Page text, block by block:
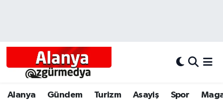
Alanya Gündem Turizm Asayiş Spor
Alanyum
Alanya Hava Durumu